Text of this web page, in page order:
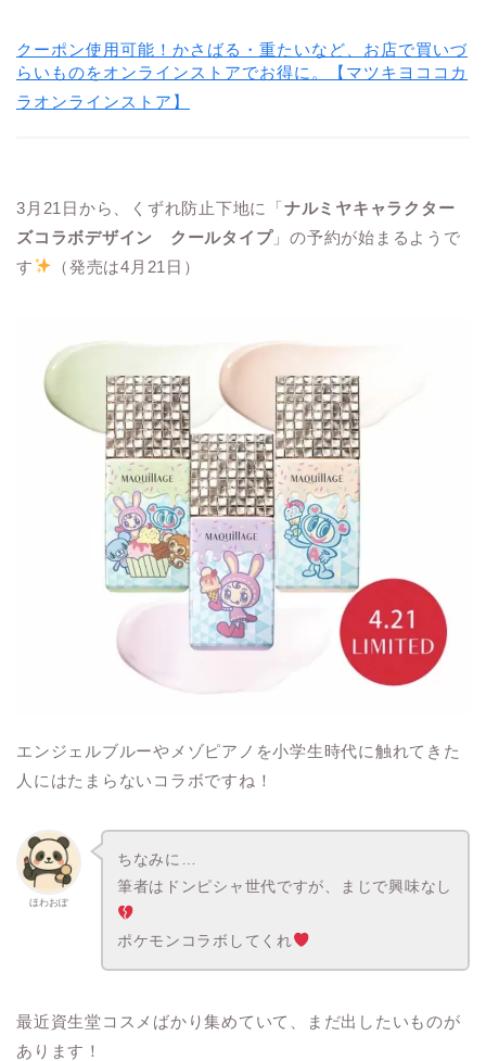
クーポン使用可能！かさばる・重たいなど、お店で買いづ
らいものをオンラインストアでお得に。【マツキヨココカ
ラオンラインストア】
3月21日から、くずれ防止下地に「ナルミヤキャラクター
ズコラボデザイン クールタイプ」の予約が始まるようで
す
（発売は4月21日）
エンジェルブルーやメゾピアノを小学生時代に触れてきた
人にはたまらないコラボですね！
ほわおぽ
ちなみに…
筆者はドンピシャ世代ですが、まじで興味なし
ポケモンコラボしてくれ
最近資生堂コスメばかり集めていて、まだ出したいものが
あります！